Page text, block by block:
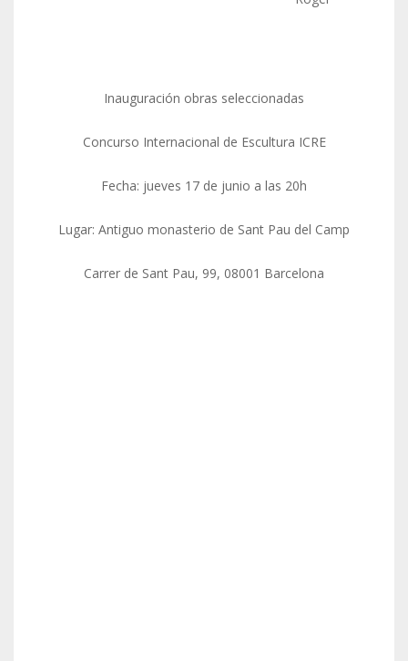
Inauguración obras seleccionadas
Concurso Internacional de Escultura ICRE
Fecha: jueves 17 de junio a las 20h
Lugar: Antiguo monasterio de Sant Pau del Camp
Carrer de Sant Pau, 99, 08001 Barcelona